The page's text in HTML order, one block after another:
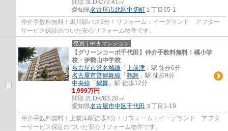
間取:3LDK/72.41㎡
愛知県名古屋市北区中切町 １丁目65-1
仲介手数料無料！黒川駅バス9分！リフォーム：イーグランド アフター
サービス保証のついた安心リフォーム物件です。
売買｜中古マンション
【グリーンコーポ千代田】仲介手数料無料！橘小学
校・伊勢山中学校
名古屋市営名城線 「 上前津 」駅 徒歩6分
名古屋市営鶴舞線 「 鶴舞 」駅 徒歩9分
中央線 「 鶴舞 」駅 徒歩12分
1,999万円
間取:2LDK/63.28㎡
愛知県名古屋市中区千代田 ３丁目1-19
仲介手数料無料！上前津駅徒歩6分！リフォーム：イーグランド アフタ
ーサービス保証のついた安心リフォーム物件です。